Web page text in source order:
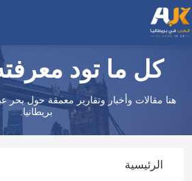
ابحث
الموقع
كل ما تود
هنا مقالات وأخبار وتقارير معمقة حول
بريطانيا.
الرئيسية